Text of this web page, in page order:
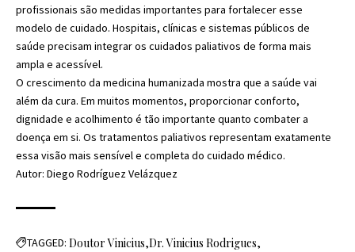
profissionais são medidas importantes para fortalecer esse
modelo de cuidado. Hospitais, clínicas e sistemas públicos de
saúde precisam integrar os cuidados paliativos de forma mais
ampla e acessível.
O crescimento da medicina humanizada mostra que a saúde vai
além da cura. Em muitos momentos, proporcionar conforto,
dignidade e acolhimento é tão importante quanto combater a
doença em si. Os tratamentos paliativos representam exatamente
essa visão mais sensível e completa do cuidado médico.
Autor: Diego Rodríguez Velázquez
TAGGED: Doutor Vinicius Dr. Vinicius Rodrigues